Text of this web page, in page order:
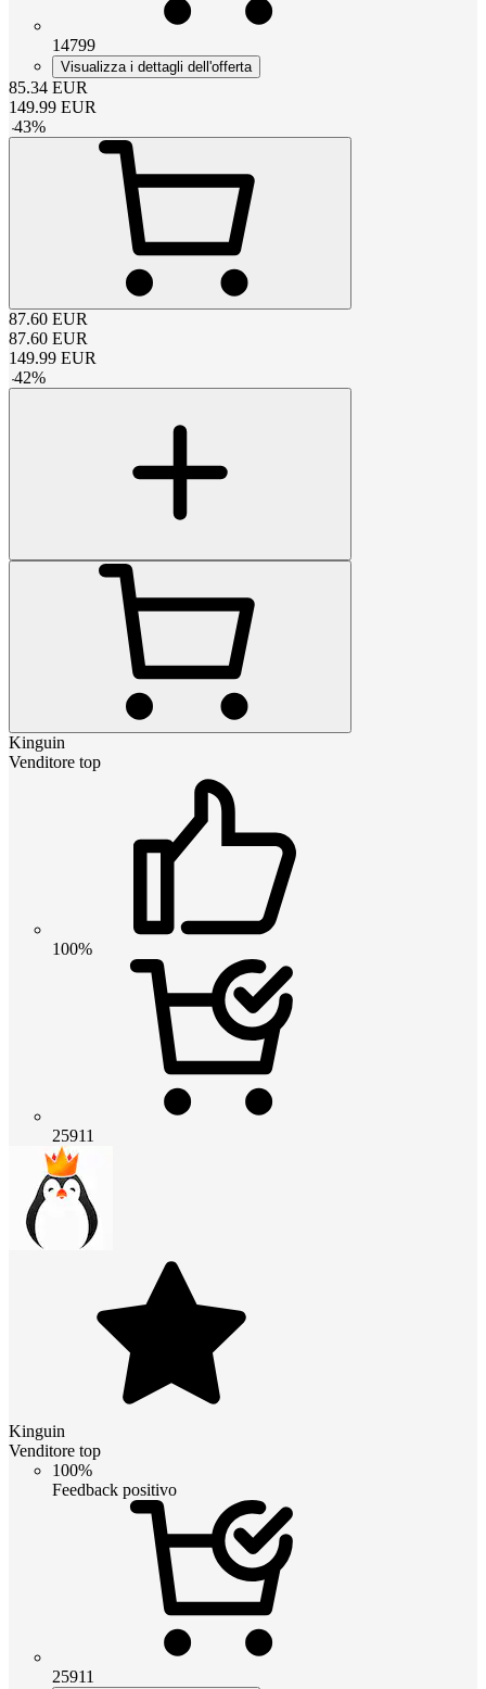
14799
Visualizza i dettagli dell'offerta
85.34 EUR
149.99 EUR
-43%
87.60 EUR
87.60 EUR
149.99 EUR
-42%
Kinguin
Venditore top
100%
25911
Kinguin
Venditore top
100%
Feedback positivo
25911